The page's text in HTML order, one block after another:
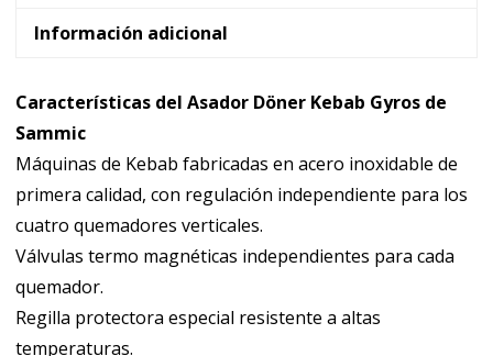
40Información adicional
Características del Asador Döner Kebab Gyros de
Sammic
Máquinas de Kebab fabricadas en acero inoxidable de
primera calidad, con regulación independiente para los
cuatro quemadores verticales.
Válvulas termo magnéticas independientes para cada
quemador.
Regilla protectora especial resistente a altas
temperaturas.